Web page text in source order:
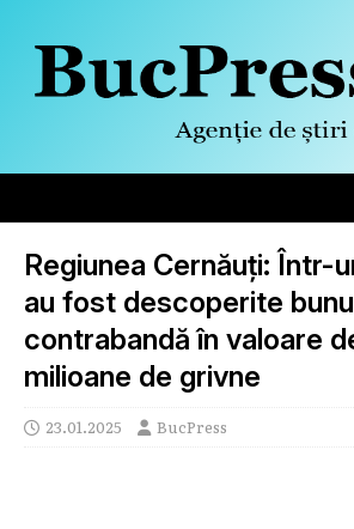
Regiunea Cernăuți: Într-
au fost descoperite
contrabandă în valoare
milioane de grivne
23.01.2025 BucPress